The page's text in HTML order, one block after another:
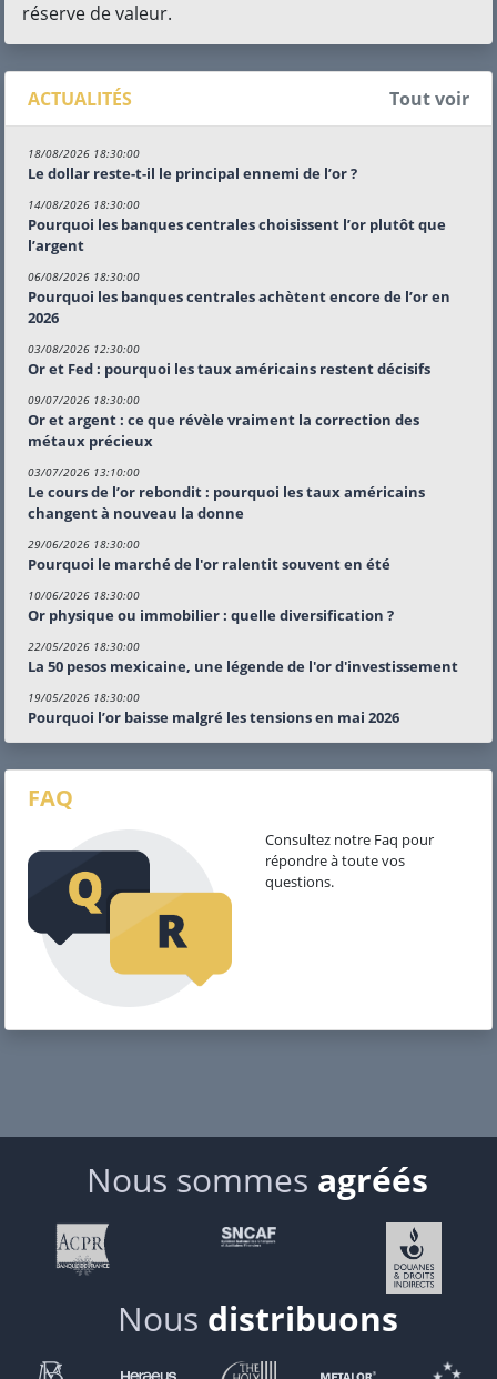
réserve de valeur.
ACTUALITÉS Tout voir
18/08/2026 18:30:00
Le dollar reste-t-il le principal ennemi de l’or ?
14/08/2026 18:30:00
Pourquoi les banques centrales choisissent l’or plutôt que
l’argent
06/08/2026 18:30:00
Pourquoi les banques centrales achètent encore de l’or en
2026
03/08/2026 12:30:00
Or et Fed : pourquoi les taux américains restent décisifs
09/07/2026 18:30:00
Or et argent : ce que révèle vraiment la correction des
métaux précieux
03/07/2026 13:10:00
Le cours de l’or rebondit : pourquoi les taux américains
changent à nouveau la donne
29/06/2026 18:30:00
Pourquoi le marché de l'or ralentit souvent en été
10/06/2026 18:30:00
Or physique ou immobilier : quelle diversification ?
22/05/2026 18:30:00
La 50 pesos mexicaine, une légende de l'or d'investissement
19/05/2026 18:30:00
Pourquoi l’or baisse malgré les tensions en mai 2026
FAQ
Consultez notre Faq pour
répondre à toute vos
questions.
Nous sommes agréés
Nous distribuons